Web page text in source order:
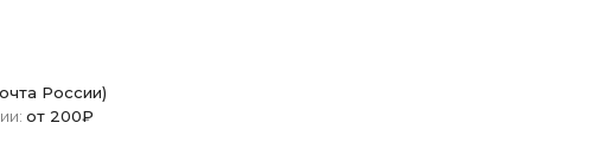
России)
от 200₽